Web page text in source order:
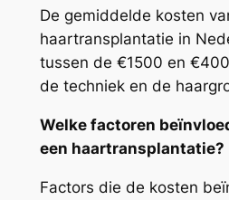
De gemiddelde kosten
haartransplantatie in
tussen de €1500 en
de techniek en de
Welke factoren
een haartransplantatie?
Factors die de kosten